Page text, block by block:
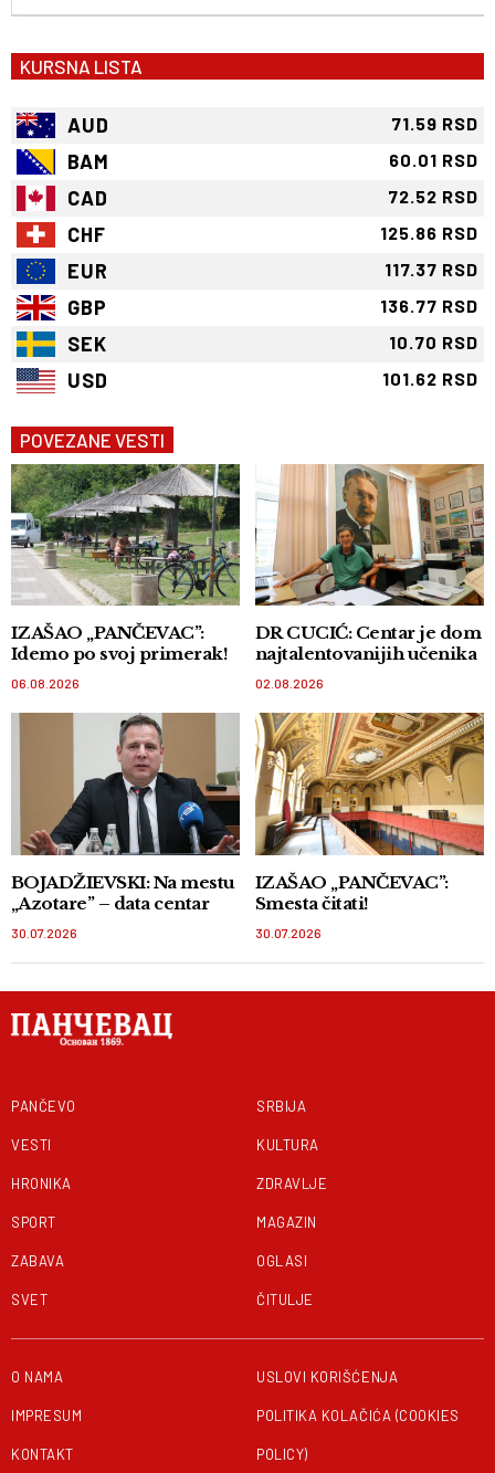
KURSNA LISTA
AUD 71.59 RSD
BAM 60.01 RSD
CAD 72.52 RSD
CHF 125.86 RSD
EUR 117.37 RSD
GBP 136.77 RSD
SEK 10.70 RSD
USD 101.62 RSD
POVEZANE VESTI
IZAŠAO „PANČEVAC”:
Idemo po svoj primerak!
06.08.2026
DR CUCIĆ: Centar je dom
najtalentovanijih učenika
02.08.2026
BOJADŽIEVSKI: Na mestu
„Azotare” – data centar
30.07.2026
IZAŠAO „PANČEVAC”:
Smesta čitati!
30.07.2026
PANČEVO
VESTI
HRONIKA
SPORT
ZABAVA
SVET
SRBIJA
KULTURA
ZDRAVLJE
MAGAZIN
OGLASI
ČITULJE
O NAMA
IMPRESUM
KONTAKT
USLOVI KORIŠĆENJA
POLITIKA KOLAČIĆA (COOKIES
POLICY)